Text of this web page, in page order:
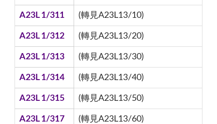
A23L 1/311 (轉見A23L13/10)
A23L 1/312 (轉見A23L13/20)
A23L 1/313 (轉見A23L13/30)
A23L 1/314 (轉見A23L13/40)
A23L 1/315 (轉見A23L13/50)
A23L 1/317 (轉見A23L13/60)